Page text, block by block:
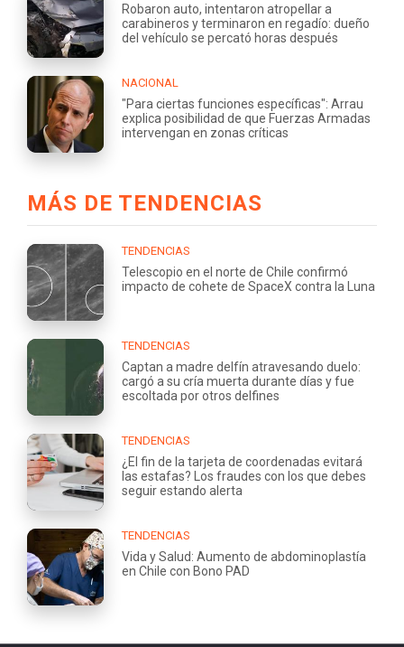
Robaron auto, intentaron atropellar a
carabineros y terminaron en regadío: dueño
del vehículo se percató horas después
NACIONAL
"Para ciertas funciones específicas": Arrau
explica posibilidad de que Fuerzas Armadas
intervengan en zonas críticas
MÁS DE TENDENCIAS
TENDENCIAS
Telescopio en el norte de Chile confirmó
impacto de cohete de SpaceX contra la Luna
TENDENCIAS
Captan a madre delfín atravesando duelo:
cargó a su cría muerta durante días y fue
escoltada por otros delfines
TENDENCIAS
¿El fin de la tarjeta de coordenadas evitará
las estafas? Los fraudes con los que debes
seguir estando alerta
TENDENCIAS
Vida y Salud: Aumento de abdominoplastía
en Chile con Bono PAD